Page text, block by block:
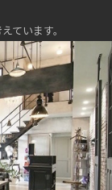
ています。